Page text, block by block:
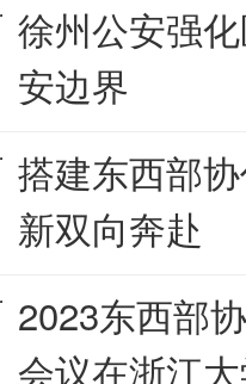
徐州公安强
安边界
搭建东西部
新双向奔赴
2023东西部
会议在浙江